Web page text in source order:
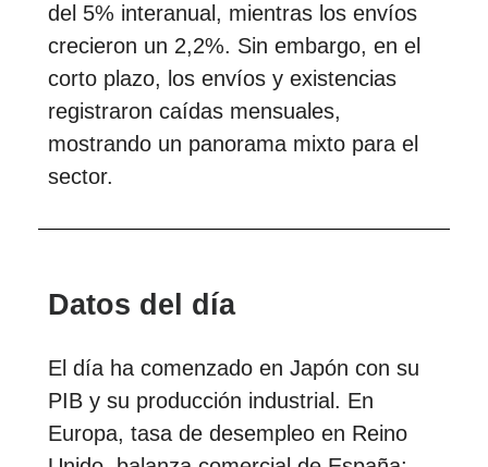
del 5% interanual, mientras los envíos
crecieron un 2,2%. Sin embargo, en el
corto plazo, los envíos y existencias
registraron caídas mensuales,
mostrando un panorama mixto para el
sector.
Datos del día
El día ha comenzado en Japón con su
PIB y su producción industrial. En
Europa, tasa de desempleo en Reino